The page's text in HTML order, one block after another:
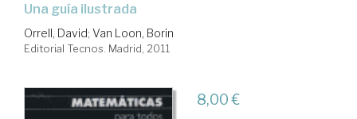
una guía ilustrada
Orrell, David; Van Loon, Borin
Editorial Tecnos. Madrid, 2011
8,00 €